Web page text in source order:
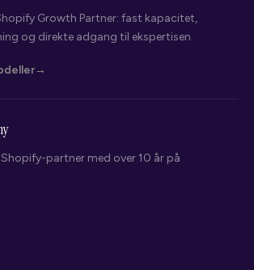
Growth Partner: fast kapacitet,
og direkte adgang til ekspertisen.
partner med over 10 år på
- så kigger jeg på din webshop bagefter.